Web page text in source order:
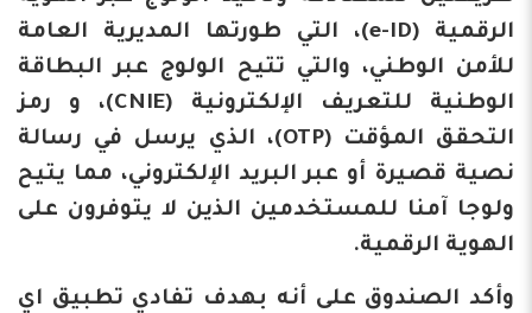
الرقمية (e-ID)، التي طورتها المديرية العامة
للأمن الوطني، والتي تتيح الولوج عبر البطاقة
الوطنية للتعريف الإلكترونية (CNIE)، و رمز
التحقق المؤقت (OTP)، الذي يرسل في رسالة
نصية قصيرة أو عبر البريد الإلكتروني، مما يتيح
ولوجا آمنا للمستخدمين الذين لا يتوفرون على
الهوية الرقمية.
وأكد الصندوق على أنه بهدف تفادي تطبيق اي